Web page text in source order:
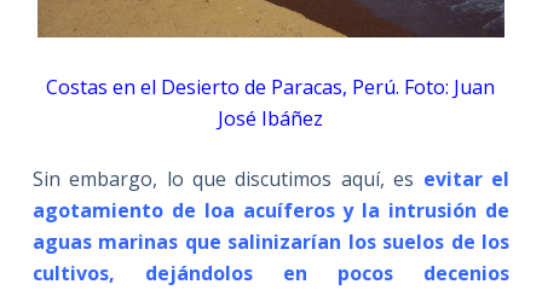
Costas en el Desierto de Paracas, Perú. Foto: Juan
José Ibáñez
Sin embargo, lo que discutimos aquí, es evitar el
agotamiento de loa acuíferos y la intrusión de
aguas marinas que salinizarían los suelos de los
cultivos, dejándolos en pocos decenios